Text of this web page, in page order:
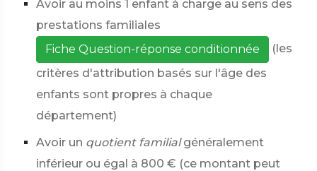
Avoir au moins 1 enfant à charge au sens des
prestations familiales
Fiche Question-réponse conditionnée
(les
critères d'attribution basés sur l'âge des
enfants sont propres à chaque
département)
Avoir un quotient familial généralement
inférieur ou égal à 800 € (ce montant peut